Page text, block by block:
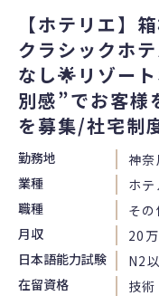
【ホテリエ】
クラシックホ
なし🌟リゾー
別感”でお客様
を募集/社宅制
勤務地
神
業種
ホ
職種
その
月収
20
日本語能力試験
N2
在留資格
技